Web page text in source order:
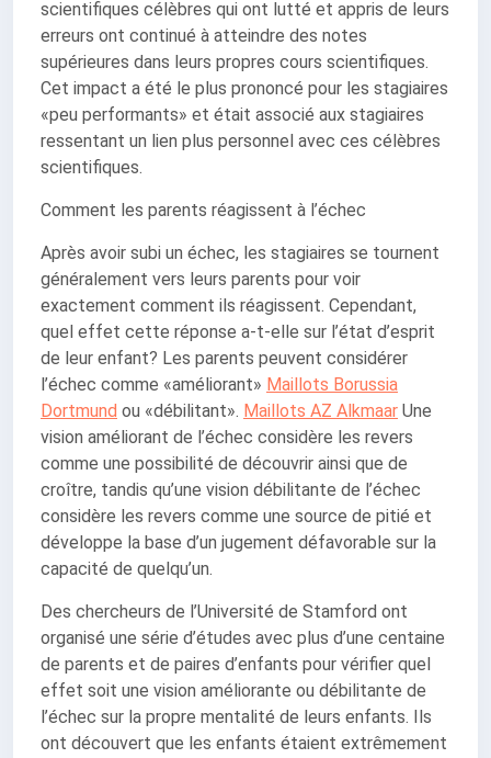
scientifiques célèbres qui ont lutté et appris de leurs
erreurs ont continué à atteindre des notes
supérieures dans leurs propres cours scientifiques.
Cet impact a été le plus prononcé pour les stagiaires
«peu performants» et était associé aux stagiaires
ressentant un lien plus personnel avec ces célèbres
scientifiques.
Comment les parents réagissent à l’échec
Après avoir subi un échec, les stagiaires se tournent
généralement vers leurs parents pour voir
exactement comment ils réagissent. Cependant,
quel effet cette réponse a-t-elle sur l’état d’esprit
de leur enfant? Les parents peuvent considérer
l’échec comme «améliorant» Maillots Borussia
Dortmund ou «débilitant». Maillots AZ Alkmaar Une
vision améliorant de l’échec considère les revers
comme une possibilité de découvrir ainsi que de
croître, tandis qu’une vision débilitante de l’échec
considère les revers comme une source de pitié et
développe la base d’un jugement défavorable sur la
capacité de quelqu’un.
Des chercheurs de l’Université de Stamford ont
organisé une série d’études avec plus d’une centaine
de parents et de paires d’enfants pour vérifier quel
effet soit une vision améliorante ou débilitante de
l’échec sur la propre mentalité de leurs enfants. Ils
ont découvert que les enfants étaient extrêmement